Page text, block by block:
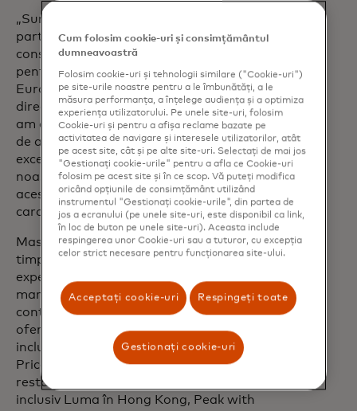
„Suntem încântați să încheiem acest
parteneriat cu Mastercard și să ne
consolidăm poziția de partener principal
pentru industria restaurantelor din
Europa”, a declarat Jose Noguer,
director de marketing al TheFork. „Ne-
am angajat să ne extindem capacitatea
de a oferi experiențe culinare
excepționale și unice pe toate piețele
noastre și suntem încântați să oferim
aceste experiențe deținătorilor de
carduri Mastercard.”
Mastercard se concentrează de mult
timp pe aducerea la viață a unor
experiențe culinare incredibile în orașele
mari din întreaga lume. Compania
continuă să își extindă portofoliul de
oferte culinare atent selecționate, care
include astăzi Priceless Experiences,
Priceless Tables, ambasadori bucătari și
restaurante renumite din întreaga lume,
inclusiv Luma în Hong Kong, Peak with
Cum folosim cookie-uri și consimțământul
dumneavoastră
Folosim cookie-uri și tehnologii similare ("Cookie-uri")
pe site-urile noastre pentru a le îmbunătăți, a le
măsura performanța, a înțelege audiența și a optimiza
experiența utilizatorului. Pe unele site-uri, folosim
Cookie-uri și pentru a afișa reclame bazate pe
activitatea de navigare și interesele utilizatorilor, atât
pe acest site, cât și pe alte site-uri. Selectați de mai jos
"Gestionați cookie-urile" pentru a afla ce Cookie-uri
folosim pe acest site și în ce scop. Vă puteți modifica
oricând opțiunile de consimțământ utilizând
instrumentul "Gestionați cookie-urile", din partea de
jos a ecranului (pe unele site-uri, este disponibil ca link,
în loc de buton pe unele site-uri). Aceasta include
respingerea unor Cookie-uri sau a tuturor, cu excepția
celor strict necesare pentru funcționarea site-ului.
Acceptați cookie-uri Respingeți toate
Gestionați cookie-uri